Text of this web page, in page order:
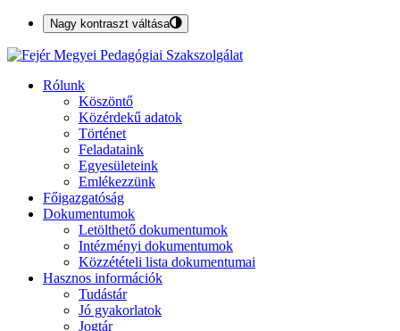
Nagy kontraszt váltása
Rólunk
Köszöntő
Közérdekű adatok
Történet
Feladataink
Egyesületeink
Emlékezzünk
Főigazgatóság
Dokumentumok
Letölthető dokumentumok
Intézményi dokumentumok
Közzétételi lista dokumentumai
Hasznos információk
Tudástár
Jó gyakorlatok
Jogtár